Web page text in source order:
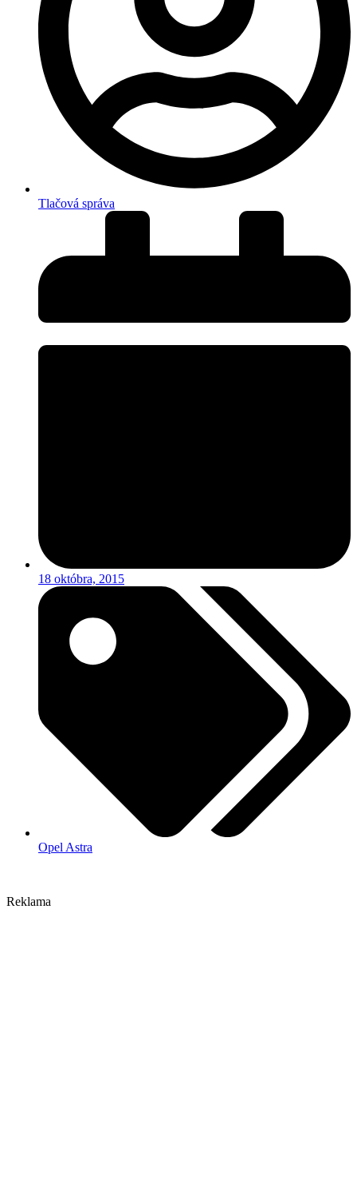
Tlačová správa
18 októbra, 2015
Opel Astra
Reklama